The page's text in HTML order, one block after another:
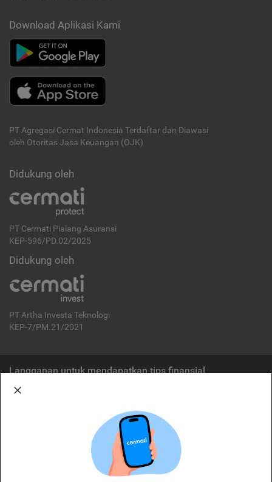
Download Aplikasi Kami
PT Agregasi Cermat Indonesia Terdaftar dan Diawasi
oleh Otoritas Jasa Keuangan (OJK)
Didukung oleh
PT Cermati Pialang Asuransi
KEP-596/PD.02/2025
Didukung oleh
PT Artha Investa Teknologi
KEP-7/PM.21/2021
Langganan untuk mendapatkan tips finansial
Cermati merupakan penyelenggara agregasi jasa keuangan yang terdaftar di
OJK. Oleh karena itu, produk dan/atau layanan jasa keuangan yang
ditawarkan bukan merupakan produk dan/atau layanan jasa keuangan yang
diterbitkan oleh Cermati dan Cermati tidak bertanggung jawab atas tuntutan